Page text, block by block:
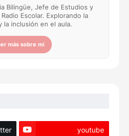
Bilingüe, Jefe de Estudios y
Escolar. Explorando la
la inclusión en el aula.
más sobre mí
youtube